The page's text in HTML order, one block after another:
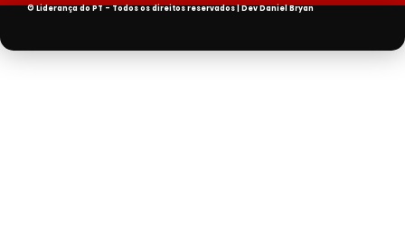
© Liderança do PT - Todos os direitos reservados | DevDaniel Bryan